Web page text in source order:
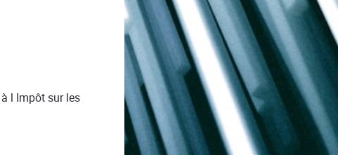
l Impôt sur les